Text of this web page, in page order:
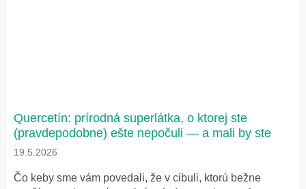
Quercetín: prírodná superlátka, o ktorej ste
(pravdepodobne) ešte nepočuli — a mali by ste
19.5.2026
Čo keby sme vám povedali, že v cibuli, ktorú bežne